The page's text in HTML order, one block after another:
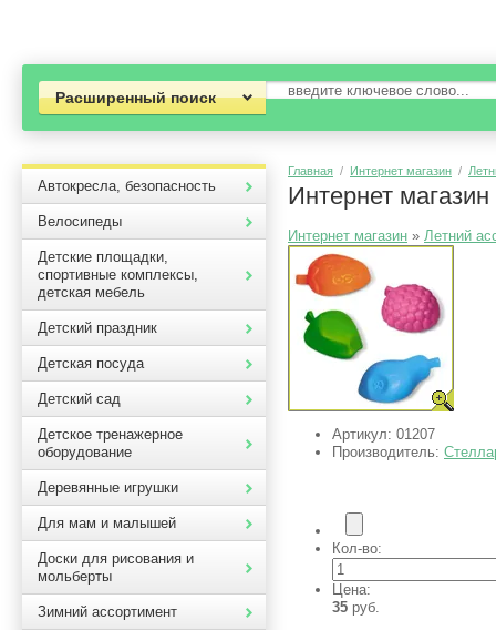
Расширенный поиск
Автокресла, безопасность
Велосипеды
Детские площадки,
спортивные комплексы,
детская мебель
Детский праздник
Детская посуда
Детский сад
Детское тренажерное
оборудование
Деревянные игрушки
Для мам и малышей
Доски для рисования и
мольберты
Зимний ассортимент
Главная / Интернет магазин /
Интернет магазин
Интернет магазин » Летний
Артикул: 01207
Производитель:
Кол-во:
Цена:
35 руб.